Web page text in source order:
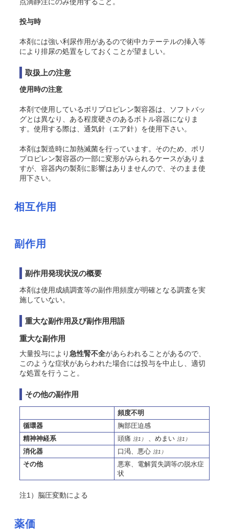
投与時
本剤には強い利尿作用があるので術中カテーテルの挿入等
により排尿の処置をしておくことが望ましい。
取扱上の注意
使用時の注意
本剤で使用しているポリプロピレン製容器は、ソフトバッ
グとは異なり、ある程度硬さのあるボトル容器になりま
す。使用する際は、通気針（エア針）を使用下さい。
本剤は製造時に加熱滅菌を行っています。そのため、ポリ
プロピレン製容器の一部に変形がみられるケースがありま
すが、容器内の製剤に影響はありませんので、そのまま使
用下さい。
相互作用
副作用
副作用発現状況の概要
本剤は使用成績調査等の副作用頻度が明確となる調査を実
施していない。
重大な副作用及び副作用用語
重大な副作用
大量投与により急性腎不全があらわれることがあるので、
このような症状があらわれた場合には投与を中止し、適切
な処置を行うこと。
その他の副作用
頻度不明
循環器
胸部圧迫感
精神神経系
頭痛 注1） 、めまい 注1）
消化器 口渇、悪心 注1）
その他
悪寒、電解質失調等の脱水症
状
注1）脳圧変動による
薬価